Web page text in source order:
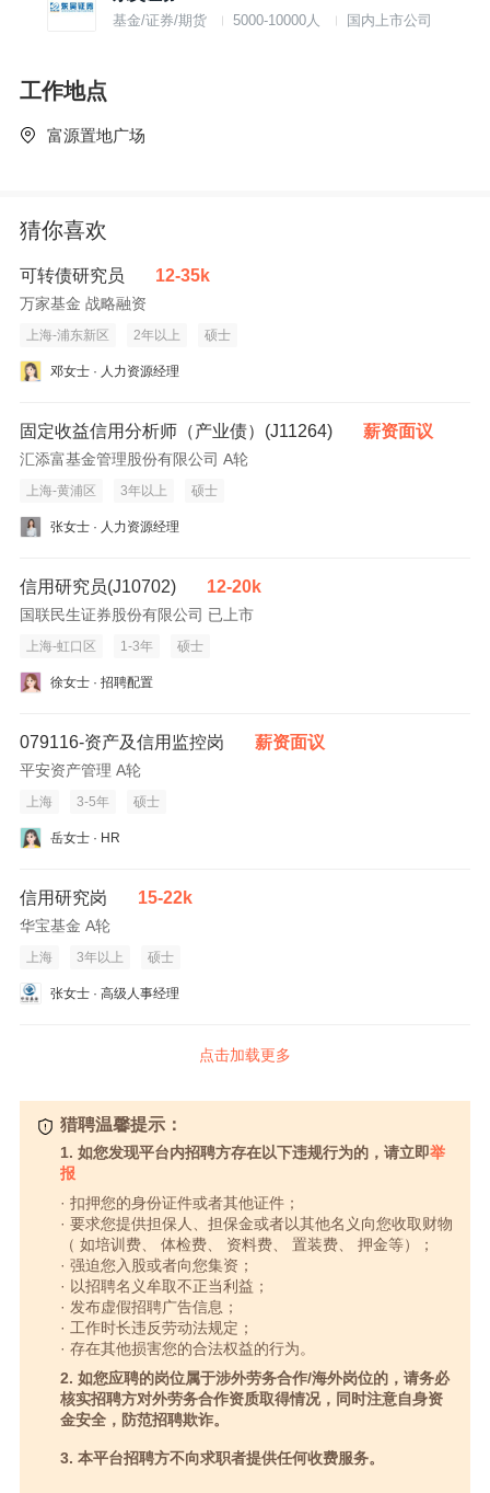
基金/证券/期货 5000-10000人 国内上市公司
工作地点
富源置地广场
猜你喜欢
可转债研究员 12-35k
万家基金 战略融资
上海-浦东新区 2年以上 硕士
邓女士 · 人力资源经理
固定收益信用分析师（产业债）(J11264) 薪资面议
汇添富基金管理股份有限公司 A轮
上海-黄浦区 3年以上 硕士
张女士 · 人力资源经理
信用研究员(J10702) 12-20k
国联民生证券股份有限公司 已上市
上海-虹口区 1-3年 硕士
徐女士 · 招聘配置
079116-资产及信用监控岗 薪资面议
平安资产管理 A轮
上海 3-5年 硕士
岳女士 · HR
信用研究岗 15-22k
华宝基金 A轮
上海 3年以上 硕士
张女士 · 高级人事经理
点击加载更多
猎聘温馨提示：
1. 如您发现平台内招聘方存在以下违规行为的，请立即举
报
· 扣押您的身份证件或者其他证件；
· 要求您提供担保人、担保金或者以其他名义向您收取财物
（ 如培训费、 体检费、 资料费、 置装费、 押金等）；
· 强迫您入股或者向您集资；
· 以招聘名义牟取不正当利益；
· 发布虚假招聘广告信息；
· 工作时长违反劳动法规定；
· 存在其他损害您的合法权益的行为。
2. 如您应聘的岗位属于涉外劳务合作/海外岗位的，请务必
核实招聘方对外劳务合作资质取得情况，同时注意自身资
金安全，防范招聘欺诈。
3. 本平台招聘方不向求职者提供任何收费服务。